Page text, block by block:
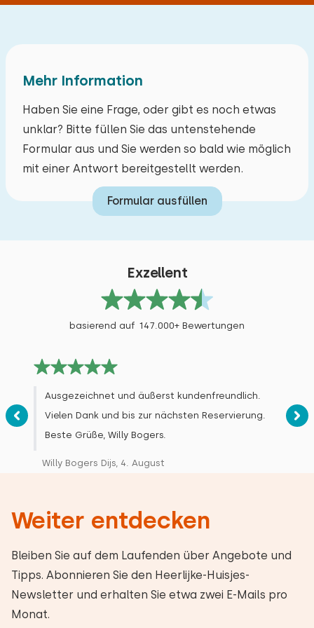
Bett: Einzel
Mehr Information
Haben Sie eine Frage, oder gibt es noch etwas
unklar? Bitte füllen Sie das untenstehende
Formular aus und Sie werden so bald wie möglich
mit einer Antwort bereitgestellt werden.
Formular ausfüllen
Exzellent
basierend auf 147.000+ Bewertungen
Ausgezeichnet und äußerst kundenfreundlich.
Vielen Dank und bis zur nächsten Reservierung.
Beste Grüße, Willy Bogers.
Willy Bogers Dijs, 4. August
Weiter entdecken
Bleiben Sie auf dem Laufenden über Angebote und
Tipps. Abonnieren Sie den Heerlijke-Huisjes-
Newsletter und erhalten Sie etwa zwei E-Mails pro
Monat.